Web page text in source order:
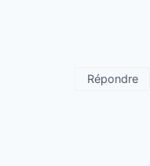
Répondre